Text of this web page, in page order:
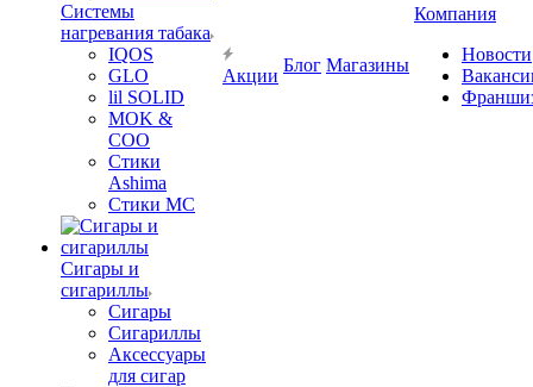
Системы
нагревания табака
IQOS
GLO
lil SOLID
MOK &
COO
Стики
Ashima
Стики MC
Сигары и
сигариллы
Сигары
Сигариллы
Аксессуары
для сигар
Акции
Блог Магазины
Компания
Новости